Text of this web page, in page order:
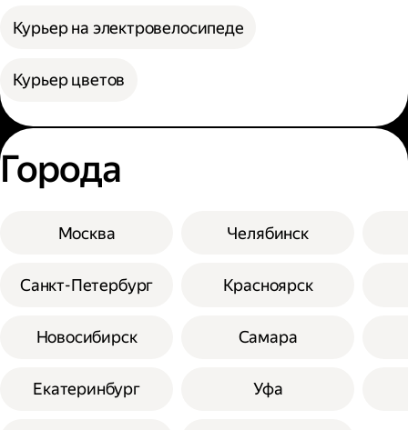
Курьер на электровелосипеде
Курьер цветов
Города
Москва
Санкт-Петербург
Новосибирск
Екатеринбург
Челябинск
Красноярск
Самара
Уфа